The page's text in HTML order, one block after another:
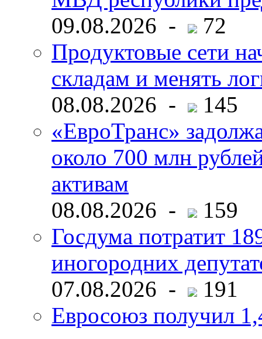
09.08.2026 -
72
Продуктовые сети
складам и менять
08.08.2026 -
145
«ЕвроТранс»
около 700 млн
активам
08.08.2026 -
159
Госдума потратит
иногородних
07.08.2026 -
191
Евросоюз получил